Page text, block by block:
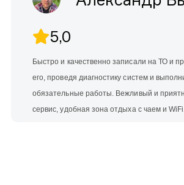
5,0
Быстро и качественно записали на ТО и
его, проведя диагностику систем и
обязательные работы. Вежливый и
сервис, удобная зона отдыха с чаем и